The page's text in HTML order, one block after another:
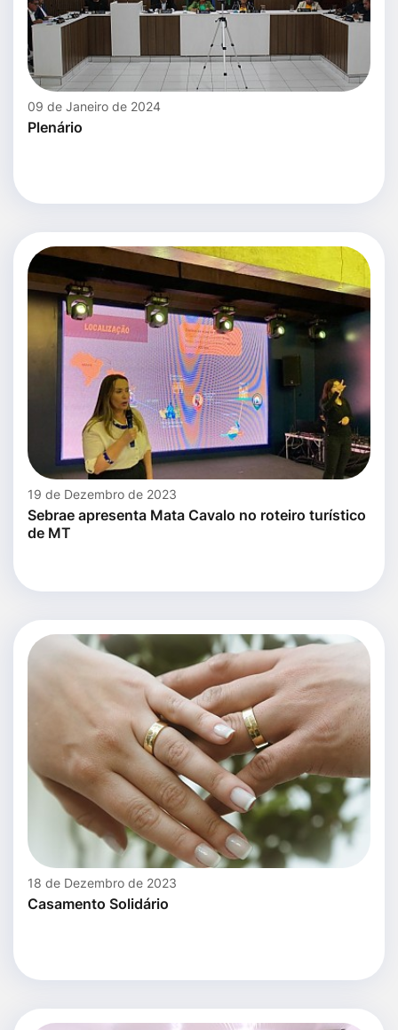
09 de Janeiro de 2024
Plenário
19 de Dezembro de 2023
Sebrae apresenta Mata Cavalo no roteiro turístico
de MT
18 de Dezembro de 2023
Casamento Solidário